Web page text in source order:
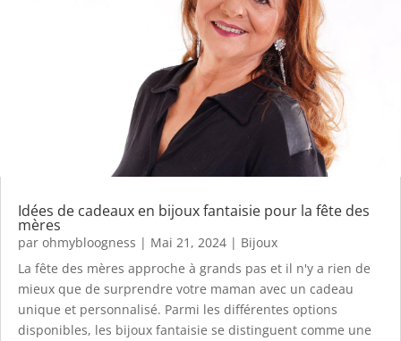
Idées de cadeaux en bijoux fantaisie pour la fête des
mères
par ohmybloogness | Mai 21, 2024 | Bijoux
La fête des mères approche à grands pas et il n'y a rien de
mieux que de surprendre votre maman avec un cadeau
unique et personnalisé. Parmi les différentes options
disponibles, les bijoux fantaisie se distinguent comme une